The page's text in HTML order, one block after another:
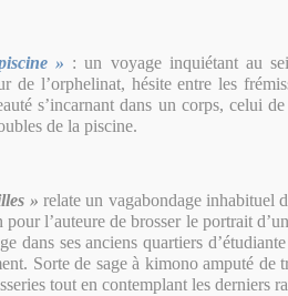
» : un voyage inquiétant au
de l’orphelinat, hésite entre les
s’incarnant dans un corps, celui
de la piscine.
» relate un vagabondage inhabituel
l’auteure de brosser le portrait
dans ses anciens quartiers
Sorte de sage à kimono amputé de
tout en contemplant les derniers